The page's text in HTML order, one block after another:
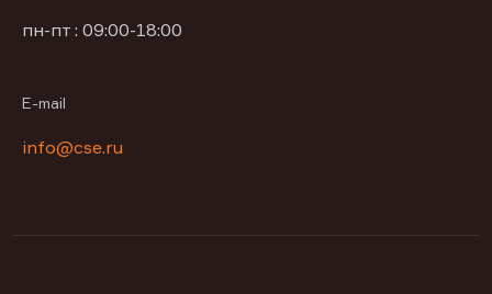
пн-пт : 09:00-18:00
E-mail
info@cse.ru